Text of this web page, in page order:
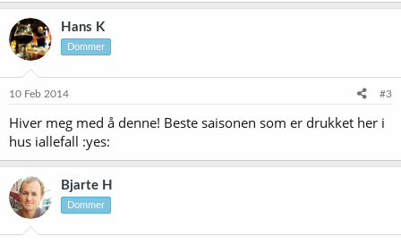
Hans K
Dommer
10 Feb 2014 #3
Hiver meg med å denne! Beste saisonen som er drukket her i
hus iallefall :yes:
Bjarte H
Dommer